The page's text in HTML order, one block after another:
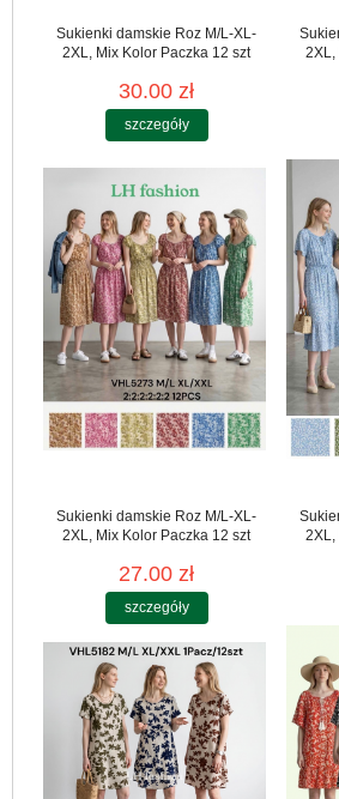
Sukienki damskie Roz M/L-XL-
2XL, Mix Kolor Paczka 12 szt
30.00 zł
szczegóły
2XL,
Sukienki damskie Roz M/L-XL-
2XL, Mix Kolor Paczka 12 szt
27.00 zł
szczegóły
2XL,